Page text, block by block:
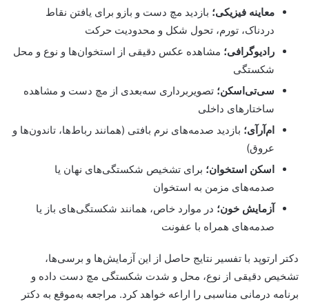
معاینه فیزیکی؛ بازدید مچ دست و بازو برای یافتن نقاط
دردناک، تورم، تحول شکل و محدودیت حرکت
رادیوگرافی؛ مشاهده عکس دقیقی از استخوان‌ها و نوع و محل
شکستگی
سی‌تی‌اسکن؛ تصویربرداری سه‌بعدی از مچ دست و مشاهده
ساختارهای داخلی
ام‌آرآی؛ بازدید صدمه‌های نرم بافتی (همانند رباط‌ها، تاندون‌ها و
عروق)
اسکن استخوان؛ برای تشخیص شکستگی‌های نهان یا
صدمه‌های مزمن به استخوان
آزمایش خون؛ در موارد خاص، همانند شکستگی‌های باز یا
صدمه‌های همراه با عفونت
دکتر ارتوپد با تفسیر نتایج حاصل از این آزمایش‌ها و برسی‌ها،
تشخیص دقیقی از نوع، محل و شدت شکستگی مچ دست داده و
برنامه درمانی مناسبی را اراعه خواهد کرد. مراجعه به‌موقع به دکتر